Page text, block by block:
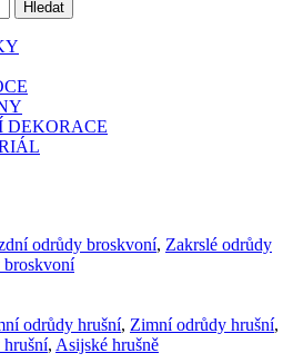
DEKORACE
odrůdy broskvoní, Zakrslé odrůdy
broskvoní
odrůdy hrušní, Zimní odrůdy hrušní,
hrušní, Asijské hrušně